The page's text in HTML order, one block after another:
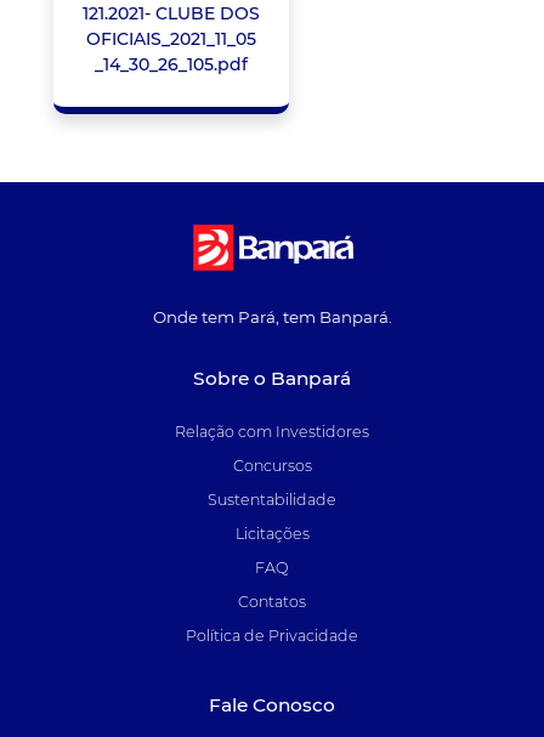
121.2021- CLUBE DOS
OFICIAIS_2021_11_05
_14_30_26_105.pdf
Onde tem Pará, tem Banpará.
Sobre o Banpará
Relação com Investidores
Concursos
Sustentabilidade
Licitações
FAQ
Contatos
Política de Privacidade
Fale Conosco